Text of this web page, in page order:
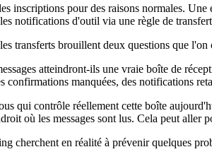
inscriptions pour des raisons normales.
notifications d'outil via une règle de
transferts brouillent deux questions que
atteindront-ils une vraie boîte de
confirmations manquées, des notifications
qui contrôle réellement cette boîte
où les messages sont lus. Cela peut
cherchent en réalité à prévenir quelques